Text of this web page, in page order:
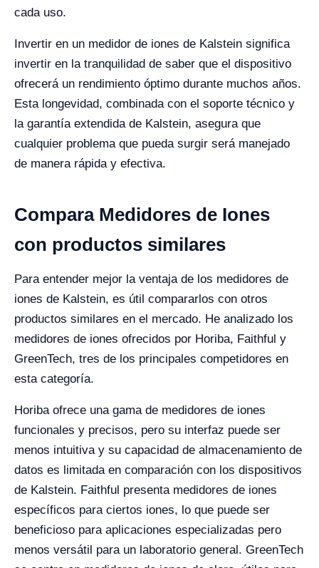
cada uso.
Invertir en un medidor de iones de Kalstein significa
invertir en la tranquilidad de saber que el dispositivo
ofrecerá un rendimiento óptimo durante muchos años.
Esta longevidad, combinada con el soporte técnico y
la garantía extendida de Kalstein, asegura que
cualquier problema que pueda surgir será manejado
de manera rápida y efectiva.
Compara Medidores de Iones
con productos similares
Para entender mejor la ventaja de los medidores de
iones de Kalstein, es útil compararlos con otros
productos similares en el mercado. He analizado los
medidores de iones ofrecidos por Horiba, Faithful y
GreenTech, tres de los principales competidores en
esta categoría.
Horiba ofrece una gama de medidores de iones
funcionales y precisos, pero su interfaz puede ser
menos intuitiva y su capacidad de almacenamiento de
datos es limitada en comparación con los dispositivos
de Kalstein. Faithful presenta medidores de iones
específicos para ciertos iones, lo que puede ser
beneficioso para aplicaciones especializadas pero
menos versátil para un laboratorio general. GreenTech